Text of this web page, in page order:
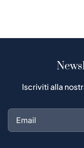
Iscriviti alla